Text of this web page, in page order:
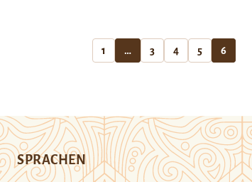
1 … 3 4 5 6
SPRACHEN